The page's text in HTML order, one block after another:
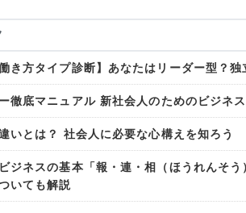
き方タイプ診断】あなたはリーダー型？独
徹底マニュアル 新社会人のためのビジネ
いとは？ 社会人に必要な心構えを知ろう
ジネスの基本「報・連・相（ほうれんそ
いても解説